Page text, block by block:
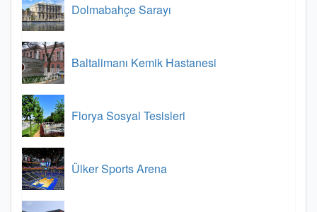
Dolmabahçe Sarayı
Baltalimanı Kemik Hastanesi
Florya Sosyal Tesisleri
Ülker Sports Arena